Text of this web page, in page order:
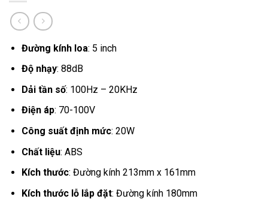
Đường kính loa: 5 inch
Độ nhạy: 88dB
Dải tần số: 100Hz – 20KHz
Điện áp: 70-100V
Công suất định mức: 20W
Chất liệu: ABS
Kích thước: Đường kính 213mm x 161mm
Kích thước lỗ lắp đặt: Đường kính 180mm